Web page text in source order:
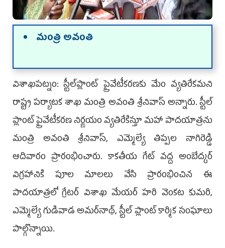
మంత్రి అవంతి
విశాఖపట్నం: స్టీల్‌ప్లాంట్‌ ప్రైవేటీకరణకు మేం వ్యతిరేకమని
రాష్ట్ర పర్యాటక శాఖ మంత్రి అవంతి శ్రీనివాస్‌ అన్నారు. స్టీల్
ప్లాంట్ ప్రైవేటీకరణ నిర్ణయం వ్యతిరేకిస్తూ మహా పాదయాత్రను
మంత్రి అవంతి శ్రీనివాస్‌, ఎమ్మెల్యే తిప్పల నాగిరెడ్డి
ఆదివారం ప్రారంభించారు. కాకతీయ గేట్ వద్ద అంబేద్కర్
విగ్రహానికి పూల మాలలు వేసి ప్రారంభించిన ఈ
పాదయాత్రలో గ్రేటర్ విశాఖ మేయర్ హరి వెంకట కుమరి,
ఎమ్మెల్యే గుడివాడ అమర్‌నాథ్‌, స్టీల్ ప్లాంట్ కార్మిక సంఘాలు
పాల్గొన్నాయి.